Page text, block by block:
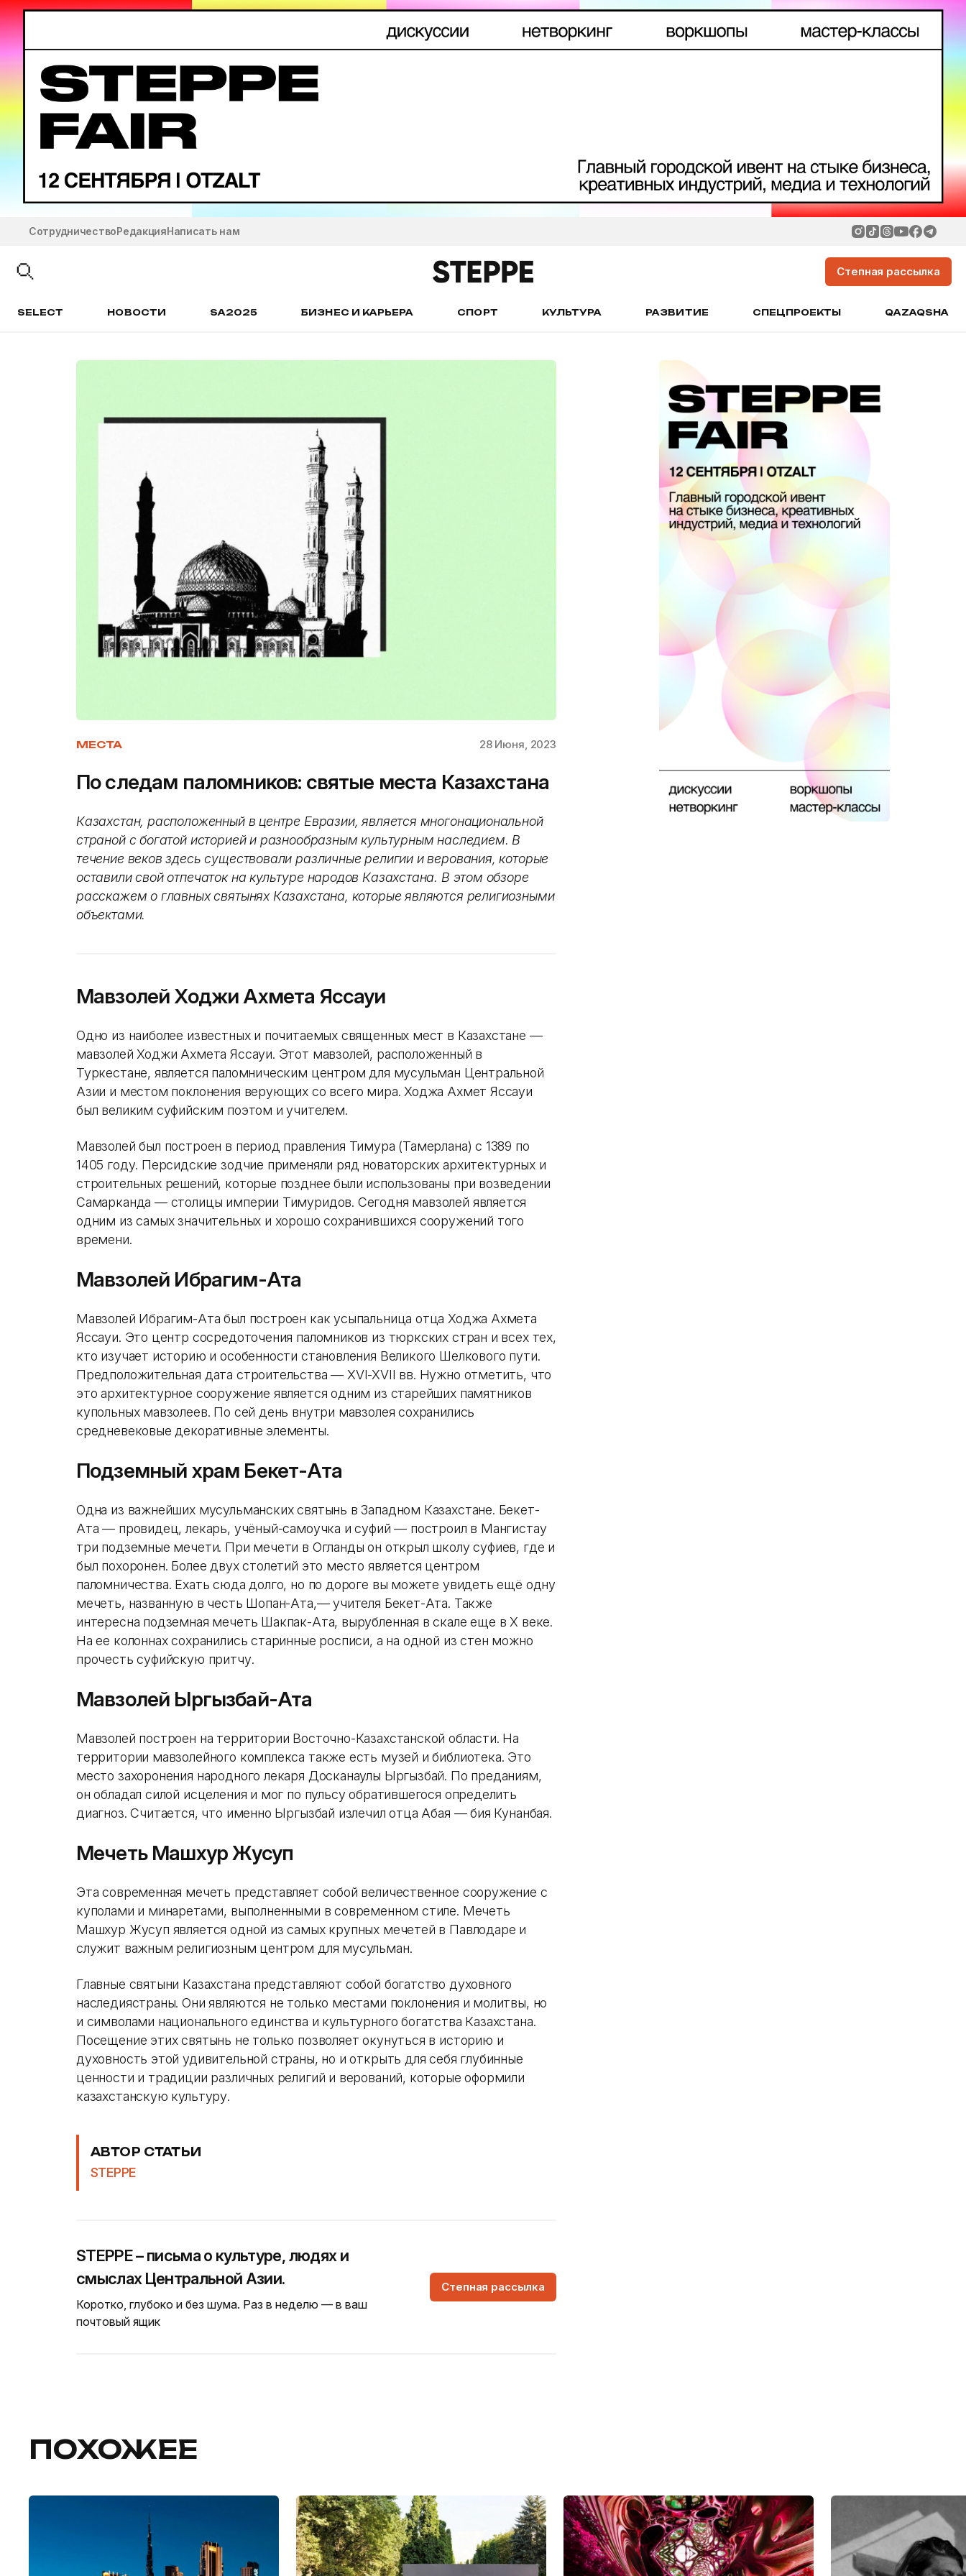
СотрудничествоРедакцияНаписать нам
Степная рассылка
SELECT НОВОСТИ SA2025 БИЗНЕС И КАРЬЕРА СПОРТ КУЛЬТУРА РАЗВИТИЕ СПЕЦПРОЕКТЫ QAZAQSHA
МЕСТА 28 Июня, 2023
По следам паломников: святые места Казахстана
Казахстан, расположенный в центре Евразии, является многонациональной
страной с богатой историей и разнообразным культурным наследием. В
течение веков здесь существовали различные религии и верования, которые
оставили свой отпечаток на культуре народов Казахстана. В этом обзоре
расскажем о главных святынях Казахстана, которые являются религиозными
объектами.
Мавзолей Ходжи Ахмета Яссауи
Одно из наиболее известных и почитаемых священных мест в Казахстане —
мавзолей Ходжи Ахмета Яссауи. Этот мавзолей, расположенный в
Туркестане, является паломническим центром для мусульман Центральной
Азии и местом поклонения верующих со всего мира. Ходжа Ахмет Яссауи
был великим суфийским поэтом и учителем.
Мавзолей был построен в период правления Тимура (Тамерлана) c 1389 по
1405 году. Персидские зодчие применяли ряд новаторских архитектурных и
строительных решений, которые позднее были использованы при возведении
Самарканда — столицы империи Тимуридов. Сегодня мавзолей является
одним из самых значительных и хорошо сохранившихся сооружений того
времени.
Мавзолей Ибрагим-Ата
Мавзолей Ибрагим-Ата был построен как усыпальница отца Ходжа Ахмета
Яссауи. Это центр сосредоточения паломников из тюркских стран и всех тех,
кто изучает историю и особенности становления Великого Шелкового пути.
Предположительная дата строительства — XVI-XVII вв. Нужно отметить, что
это архитектурное сооружение является одним из старейших памятников
купольных мавзолеев. По сей день внутри мавзолея сохранились
средневековые декоративные элементы.
Подземный храм Бекет-Ата
Одна из важнейших мусульманских святынь в Западном Казахстане. Бекет-
Ата — провидец, лекарь, учёный-самоучка и суфий — построил в Мангистау
три подземные мечети. При мечети в Огланды он открыл школу суфиев, где и
был похоронен. Более двух столетий это место является центром
паломничества. Ехать сюда долго, но по дороге вы можете увидеть ещё одну
мечеть, названную в честь Шопан-Ата,— учителя Бекет-Ата. Также
интересна подземная мечеть Шакпак-Ата, вырубленная в скале еще в X веке.
На ее колоннах сохранились старинные росписи, а на одной из стен можно
прочесть суфийскую притчу.
Мавзолей Ыргызбай-Ата
Мавзолей построен на территории Восточно-Казахстанской области. На
территории мавзолейного комплекса также есть музей и библиотека. Это
место захоронения народного лекаря Досканаулы Ыргызбай. По преданиям,
он обладал силой исцеления и мог по пульсу обратившегося определить
диагноз. Считается, что именно Ыргызбай излечил отца Абая — бия Кунанбая.
Мечеть Машхур Жусуп
Эта современная мечеть представляет собой величественное сооружение с
куполами и минаретами, выполненными в современном стиле. Мечеть
Машхур Жусуп является одной из самых крупных мечетей в Павлодаре и
служит важным религиозным центром для мусульман.
Главные святыни Казахстана представляют собой богатство духовного
наследиястраны. Они являются не только местами поклонения и молитвы, но
и символами национального единства и культурного богатства Казахстана.
Посещение этих святынь не только позволяет окунуться в историю и
духовность этой удивительной страны, но и открыть для себя глубинные
ценности и традиции различных религий и верований, которые оформили
казахстанскую культуру.
АВТОР СТАТЬИ
STEPPE
STEPPE – письма о культуре, людях и
смыслах Центральной Азии.
Коротко, глубоко и без шума. Раз в неделю — в ваш
почтовый ящик
Степная рассылка
ПОХОЖЕЕ